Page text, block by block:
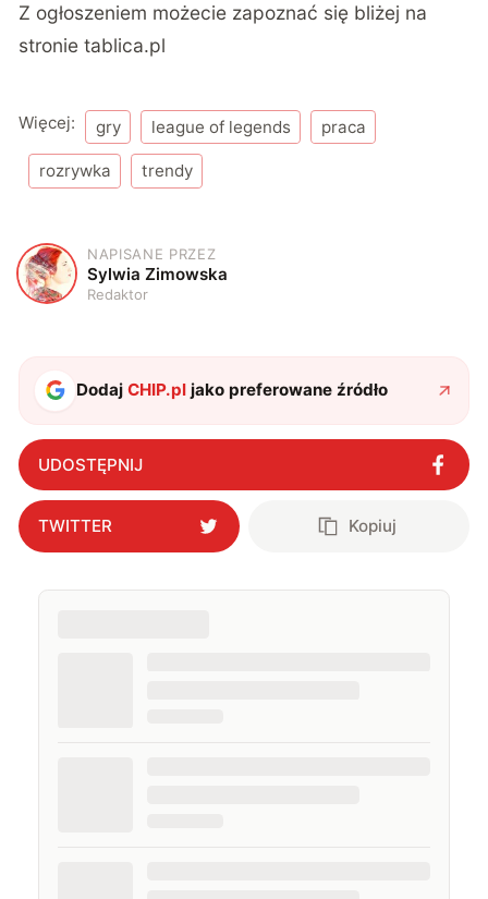
Z ogłoszeniem możecie zapoznać się bliżej na
stronietablica.pl
Więcej: gry league of legends praca
rozrywka trendy
S
NAPISANE PRZEZ
Sylwia Zimowska
Redaktor
DodajCHIP.pl jako preferowane źródło
UDOSTĘPNIJ
TWITTER Kopiuj